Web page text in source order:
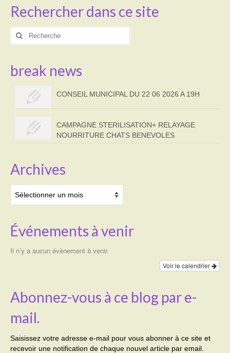
Rechercher dans ce site
Rechercher
break news
CONSEIL MUNICIPAL DU 22 06 2026 A 19H
CAMPAGNE STERILISATION+ RELAYAGE
NOURRITURE CHATS BENEVOLES
Archives
Événements à venir
Il n’y a aucun évènement à venir.
Voir le calendrier
Abonnez-vous à ce blog par e-
mail.
Saisissez votre adresse e-mail pour vous abonner à ce site et
recevoir une notification de chaque nouvel article par email.